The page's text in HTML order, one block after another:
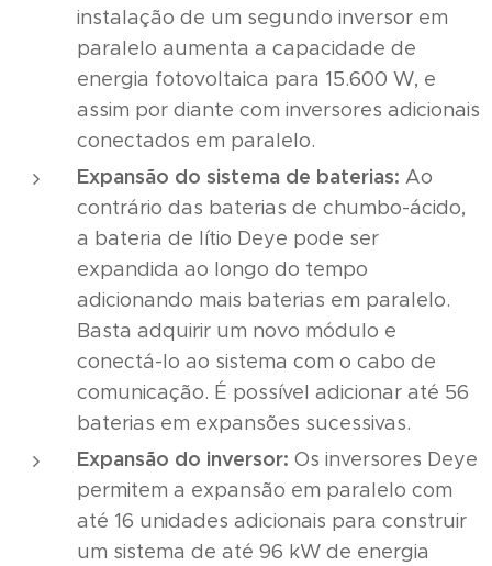
instalação de um segundo inversor em
paralelo aumenta a capacidade de
energia fotovoltaica para 15.600 W, e
assim por diante com inversores adicionais
conectados em paralelo.
Expansão do sistema de baterias: Ao
contrário das baterias de chumbo-ácido,
a bateria de lítio Deye pode ser
expandida ao longo do tempo
adicionando mais baterias em paralelo.
Basta adquirir um novo módulo e
conectá-lo ao sistema com o cabo de
comunicação. É possível adicionar até 56
baterias em expansões sucessivas.
Expansão do inversor: Os inversores Deye
permitem a expansão em paralelo com
até 16 unidades adicionais para construir
um sistema de até 96 kW de energia